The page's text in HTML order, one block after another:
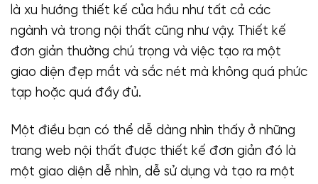
là xu hướng thiết kế của hầu như tất cả các
ngành và trong nội thất cũng như vậy. Thiết kế
đơn giản thường chú trọng và việc tạo ra một
giao diện đẹp mắt và sắc nét mà không quá phức
tạp hoặc quá đầy đủ.
Một điều bạn có thể dễ dàng nhìn thấy ở những
trang web nội thất được thiết kế đơn giản đó là
một giao diện dễ nhìn, dễ sử dụng và tạo ra một